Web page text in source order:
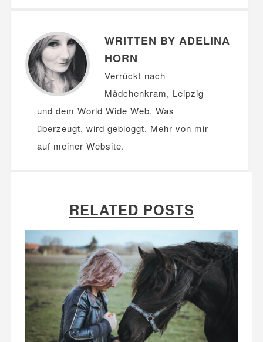
WRITTEN BY ADELINA
HORN
Verrückt nach
Mädchenkram, Leipzig
und dem World Wide Web. Was
überzeugt, wird gebloggt. Mehr von mir
auf meiner Website.
RELATED POSTS